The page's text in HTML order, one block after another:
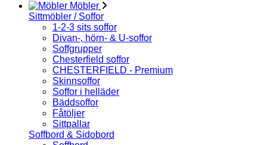
Möbler
Sittmöbler / Soffor
1-2-3 sits soffor
Divan-, hörn- & U-soffor
Soffgrupper
Chesterfield soffor
CHESTERFIELD - Premium
Skinnsoffor
Soffor i helläder
Bäddsoffor
Fåtöljer
Sittpallar
Soffbord & Sidobord